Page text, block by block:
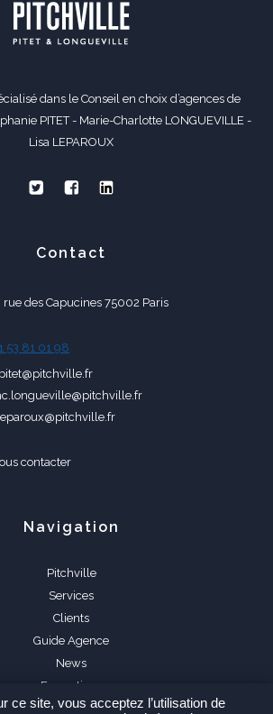
dans le Conseil en choix d’agences de
PITET - Marie-Charlotte LONGUEVILLE -
Lisa LEPAROUX
Contact
rue des Capucines 75002 Paris
53 81 01 98
contacter
Navigation
Pitchville
Services
Clients
Guide Agence
News
Formations
FAQ
ce site, vous acceptez l’utilisation de